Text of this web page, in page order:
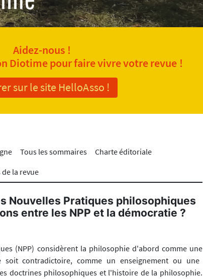
Aidez-nous !
Diotime pour faire vivre votre revue !
sur le site HelloAsso !
Tous les sommaires
Charte éditoriale
la revue
Nouvelles Pratiques philosophiques
entre les NPP et la démocratie ?
(NPP) considèrent la philosophie d'abord comme une
contradictoire, comme un enseignement ou une
doctrines philosophiques et l'histoire de la philosophie.